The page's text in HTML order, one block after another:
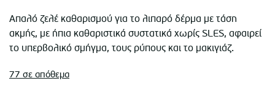
price
was:
€8.85.
τρέχουσα
τιμή
Απαλό ζελέ καθαρισμού για το λιπαρό δέρμα με τάση
ακμής, με ήπια καθαριστικά συστατικά χωρίς SLES, αφαιρεί
το υπερβολικό σμήγμα, τους ρύπους και το μακιγιάζ.
77 σε απόθεμα